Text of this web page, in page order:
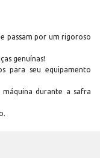
passam por um rigoroso
genuínas!
para seu equipamento
máquina durante a safra